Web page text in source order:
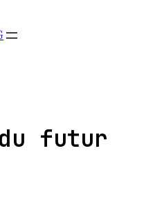
futur